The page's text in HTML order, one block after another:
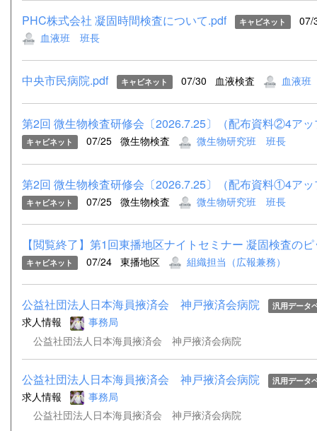
PHC株式会社 凝固時間検査について.pdf キャビネット
07/
血液班 班長
中央市民病院.pdf キャビネット 07/30 血液検査 血液
第2回 微生物検査研修会〔2026.7.25〕（配布資料②4アッ
キャビネット 07/25 微生物検査 微生物研究班 班長
第2回 微生物検査研修会〔2026.7.25〕（配布資料①4アッ
キャビネット 07/25 微生物検査 微生物研究班 班長
【閲覧終了】第1回東播地区ナイトセミナー 凝固検査の
キャビネット 07/24 東播地区 組織担当（広報兼務）
公益社団法人日本海員掖済会 神戸掖済会病院 汎用データ
求人情報
事務局
公益社団法人日本海員掖済会 神戸掖済会病院
公益社団法人日本海員掖済会 神戸掖済会病院 汎用データ
求人情報
事務局
公益社団法人日本海員掖済会 神戸掖済会病院